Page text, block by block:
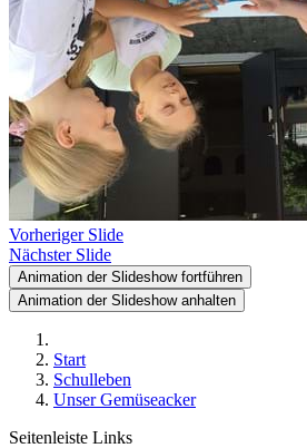
Vorheriger Slide
Nächster Slide
Animation der Slideshow fortführen
Animation der Slideshow anhalten
Start
Schulleben
Unser Gemüseacker
Seitenleiste Links